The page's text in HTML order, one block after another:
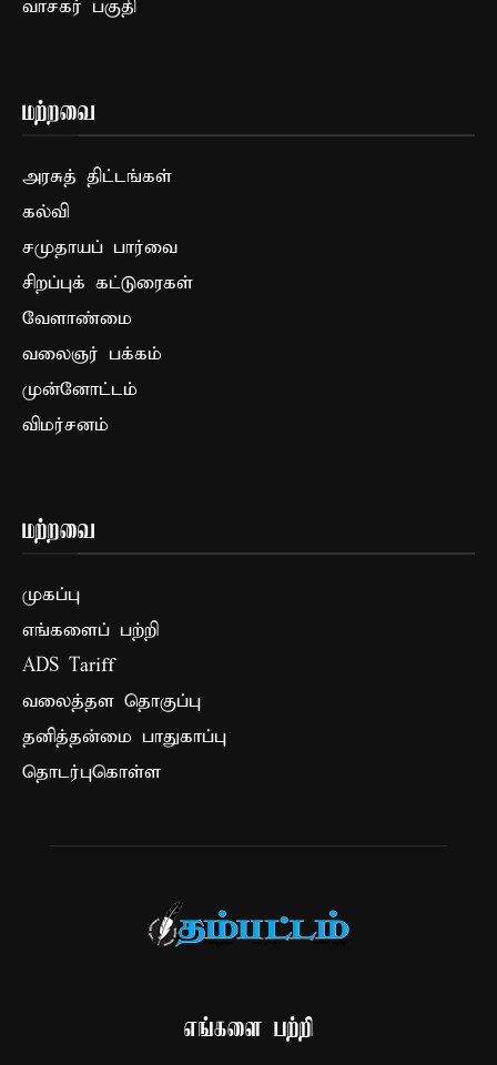
வாசகர் பகுதி
மற்றவை
அரசுத் திட்டங்கள்
கல்வி
சமுதாயப் பார்வை
சிறப்புக் கட்டுரைகள்
வேளாண்மை
வலைஞர் பக்கம்
முன்னோட்டம்
விமர்சனம்
மற்றவை
முகப்பு
எங்களைப் பற்றி
ADS Tariff
வலைத்தள தொகுப்பு
தனித்தன்மை பாதுகாப்பு
தொடர்புகொள்ள
எங்களை பற்றி